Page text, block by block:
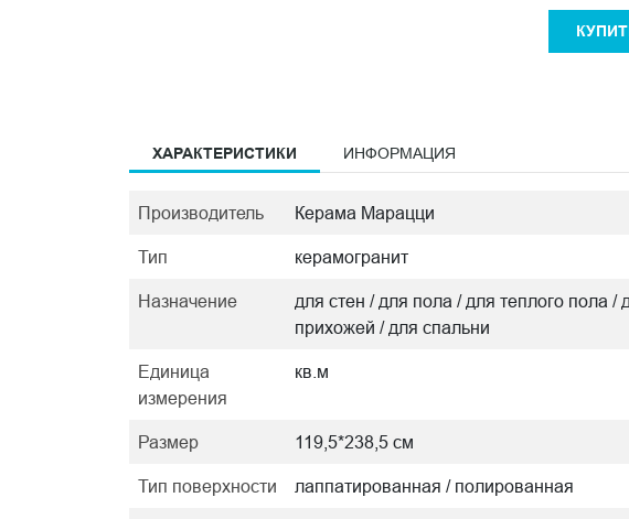
ХАРАКТЕРИСТИКИ ИНФОРМАЦИЯ
Производитель Керама Марацци
Тип керамогранит
Назначение
для стен / для пола / для теплого пола
прихожей / для спальни
Единица
измерения
кв.м
Размер 119,5*238,5 см
Тип поверхности лаппатированная / полированная